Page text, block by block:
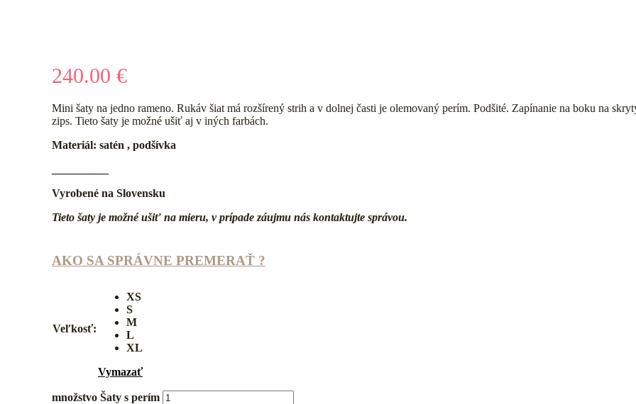
240.00 €
Mini šaty na jedno rameno. Rukáv šiat má rozšírený strih a v dolnej časti je olemovaný perím. Podšité. Zapínanie na boku na
zips. Tieto šaty je možné ušiť aj v iných farbách.
Materiál: satén , podšívka
Vyrobené na Slovensku
Tieto šaty je možné ušiť na mieru, v prípade záujmu nás kontaktujte správou.
AKO SA SPRÁVNE PREMERAŤ ?
Veľkosť:
XS
S
M
L
XL
Vymazať
množstvo Šaty s perím